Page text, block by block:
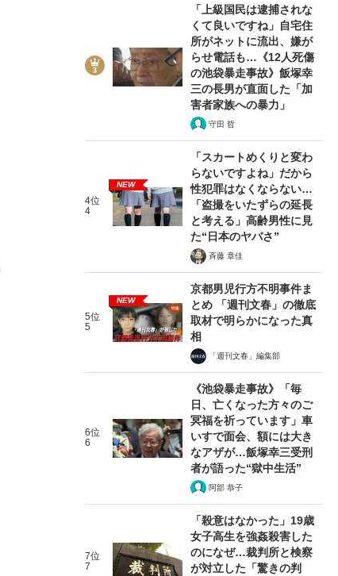
「上級国民は逮捕されな
くて良いですね」自宅住
所がネットに流出、嫌が
らせ電話も…《12人死傷
の池袋暴走事故》飯塚幸
三の長男が直面した「加
害者家族への暴力」
守田 哲
4位
4
NEW
「スカートめくりと変わ
らないですよね」だから
性犯罪はなくならない…
「盗撮をいたずらの延長
と考える」高齢男性に見
た“日本のヤバさ”
斉藤 章佳
5位
5
NEW
京都男児行方不明事件ま
とめ 「週刊文春」の徹底
取材で明らかになった真
相
「週刊文春」編集部
6位
6
《池袋暴走事故》「毎
日、亡くなった方々のご
冥福を祈っています」車
いすで面会、額には大き
なアザが…飯塚幸三受刑
者が語った“獄中生活”
阿部 恭子
7位
7
「殺意はなかった」19歳
女子高生を強姦殺害した
のになぜ…裁判所と検察
が対立した「驚きの判